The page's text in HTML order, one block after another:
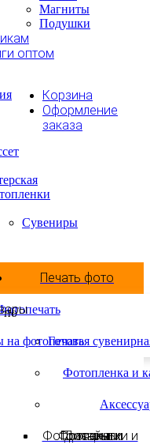
Магниты
Подушки
Сувениры
оптом
Корзина
Оформление
заказа
по
Печать фото
фотопечать
Готовая
Фотопленка и
Фотокниги
Дизайны
Фотооткрытки и
Проявка и